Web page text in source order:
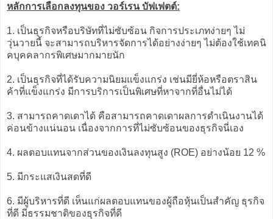
หลักการเลือกลงทุนของ วอร์เรน บัฟเฟตต์:
1. เป็นธุรกิจหรือบริษัทที่ไม่ซับซ้อน กิจการประเภทง่ายๆ ไม่
วุ่นวายนี้ จะสามารถบริหารจัดการได้อย่างง่ายๆ ไม่ต้องใช้เทคนิ
คบุคคลากรพิเศษมากมายนัก
2. เป็นธุรกิจที่ได้รับความนิยมแข็งแกร่ง เช่นมียี่ห้อหรือตราสิน
ค้าที่แข็งแกร่ง มีการบริการเป็นพิเศษที่หาจากที่อื่นไม่ได้
3. สามารถคาดเดาได้ คือสามารถคาดเดาผลการดำเนินงานได้
ค่อนข้างแน่นอน เนื่องจากการที่ไม่ซับซ้อนของธุรกิจนี่เอง
4. ผลตอบแทนจากส่วนของเงินลงทุนสูง (ROE) อย่างน้อย 12 %
5. มีกระแสเงินสดที่ดี
6. มีผู้บริหารที่ดี เห็นแก่ผลตอบแทนของผู้ถือหุ้นเป็นสำคัญ ธุรกิจ
ที่ดี มีธรรมชาติของธุรกิจที่ดี